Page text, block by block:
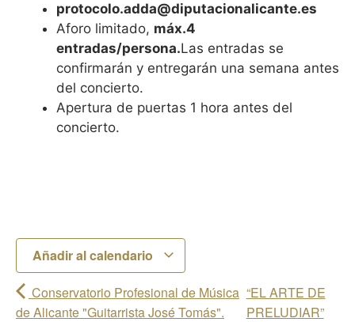
protocolo.adda@diputacionalicante.es
Aforo limitado, máx.4
entradas/persona.Las entradas se
confirmarán y entregarán una semana antes
del concierto.
Apertura de puertas 1 hora antes del
concierto.
Añadir al calendario
Conservatorio Profesional de Música
de Alicante "Guitarrista José Tomás".
“EL ARTE DE
PRELUDIAR”